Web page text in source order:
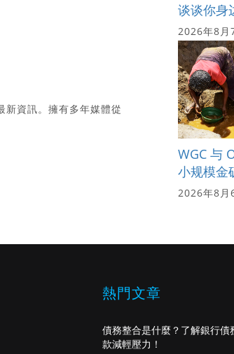
新資訊。擁有多年媒體從
谈谈你身
2026年8月
WGC 与
小规模金
2026年8月
熱門文章
債務整合是什麼？了解銀行
款減輕壓力！